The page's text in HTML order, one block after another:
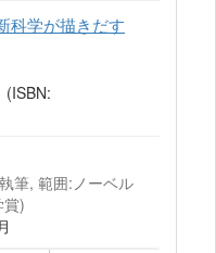
科学が描きだす
(ISBN:
筆, 範囲:ノーベル
)